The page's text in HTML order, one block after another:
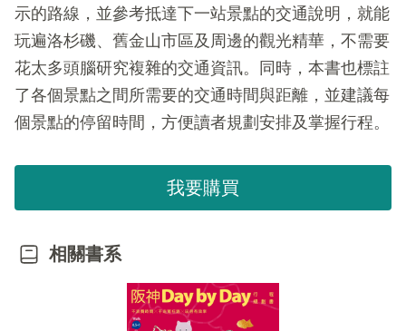
示的路線，並參考抵達下一站景點的交通說明，就能
玩遍洛杉磯、舊金山市區及周邊的觀光精華，不需要
花太多頭腦研究複雜的交通資訊。同時，本書也標註
了各個景點之間所需要的交通時間與距離，並建議每
個景點的停留時間，方便讀者規劃安排及掌握行程。
我要購買
相關書系